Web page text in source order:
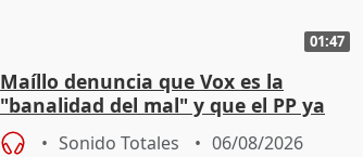
01:47
Maíllo denuncia que Vox es la
"banalidad del mal" y que el PP ya
asume todas sus tesis
Sonido Totales 06/08/2026